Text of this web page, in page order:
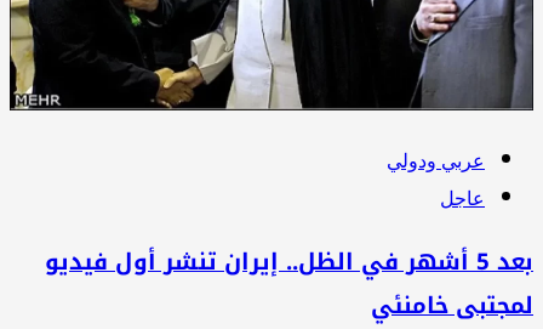
عربي ودولي
عاجل
بعد 5 أشهر في الظل.. إيران تنشر أول فيديو
خامنئي